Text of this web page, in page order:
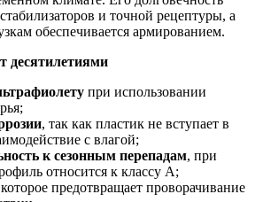
и точной рецептуры, а
обеспечивается армированием.
при использовании
, так как пластик не вступает в
с влагой;
к сезонным перепадам, при
относится к классу А;
предотвращает проворачивание